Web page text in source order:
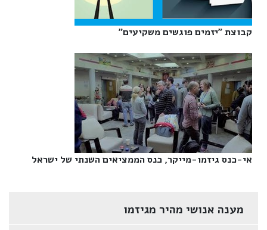
קבוצת "יזמים פוגשים משקיעים"‎
אי-כנס גיזמו-מייקר, כנס הממציאים השנתי של ישראל‎
מענה אנושי מהיר מגיזמו